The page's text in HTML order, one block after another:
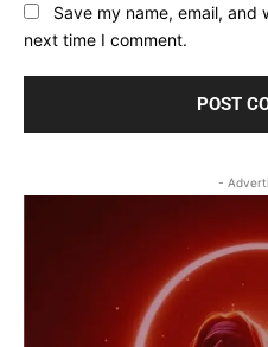
Save my name, email,
next time I comment.
-